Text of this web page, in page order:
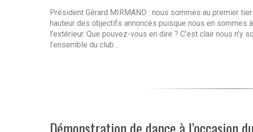
Président Gérard MIRMAND : nous sommes au premier
hauteur des objectifs annoncés puisque nous en sommes
l’extérieur. Que pouvez-vous en dire ? C’est clair nous n’y
l’ensemble du club…